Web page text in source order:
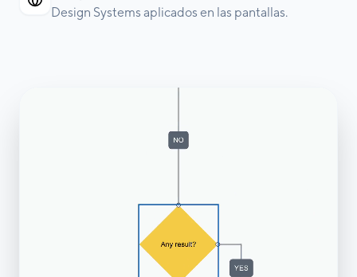
Design Systems aplicados en las pantallas.